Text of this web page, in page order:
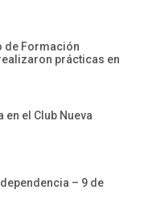
de Formación
prácticas en
el Club Nueva
– 9 de